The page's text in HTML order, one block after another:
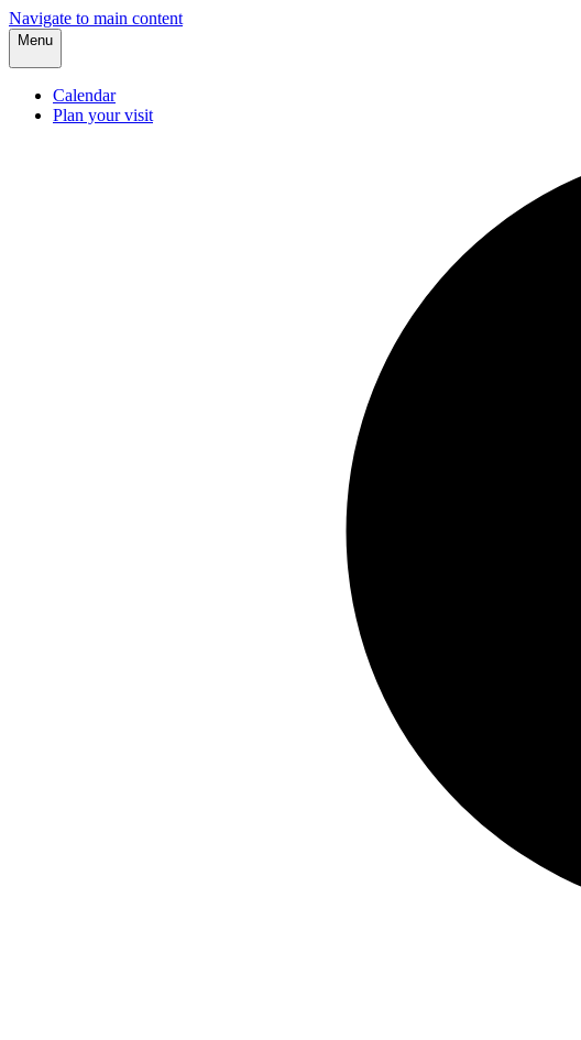
Navigate to main content
Menu
Calendar
Plan your visit